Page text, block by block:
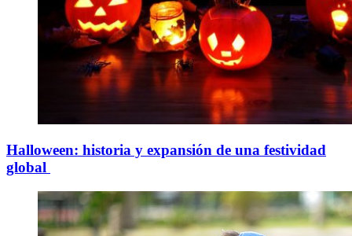
Halloween: historia y expansión de una festividad
global